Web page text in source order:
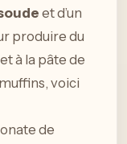
et d’un
produire du
à la pâte de
voici
de